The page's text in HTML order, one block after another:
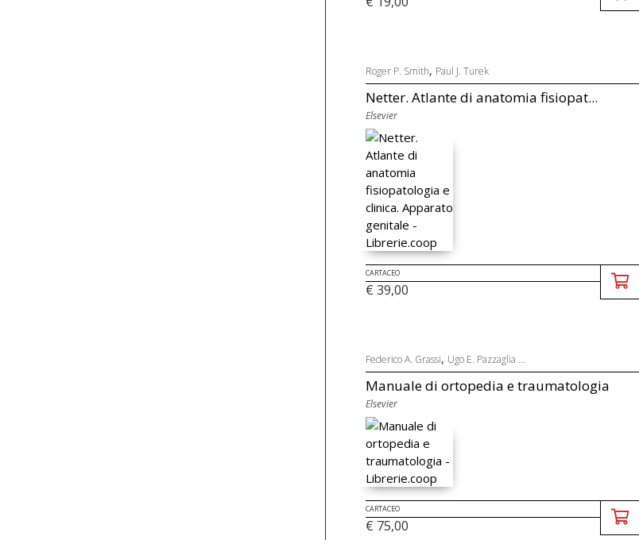
Roger P. Smith, Paul J. Turek
Netter. Atlante di anatomia fisiopat...
Elsevier
CARTACEO
€ 39,00
Federico A. Grassi, Ugo E. Pazzaglia ...
Manuale di ortopedia e traumatologia
Elsevier
CARTACEO
€ 75,00